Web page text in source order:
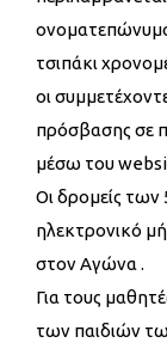
τσιπάκι
οι
πρόσβασης σε
μέσω του
Οι δρομείς των
ηλεκτρονικό
στον Αγώνα .
Για τους
των παιδιών